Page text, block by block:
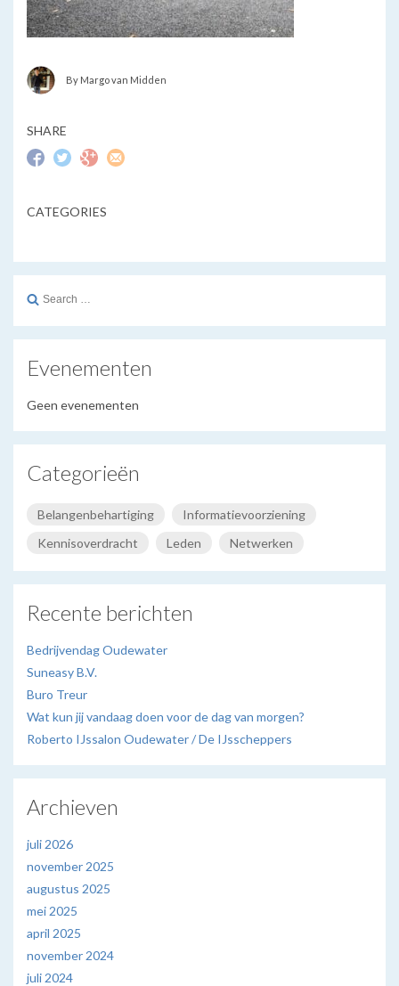
By Margo van Midden
SHARE
CATEGORIES
Search
Evenementen
Geen evenementen
Categorieën
Belangenbehartiging
Informatievoorziening
Kennisoverdracht
Leden Netwerken
Recente berichten
Bedrijvendag Oudewater
Suneasy B.V.
Buro Treur
Wat kun jij vandaag doen voor de dag van morgen?
Roberto IJssalon Oudewater / De IJsscheppers
Archieven
juli 2026
november 2025
augustus 2025
mei 2025
april 2025
november 2024
juli 2024